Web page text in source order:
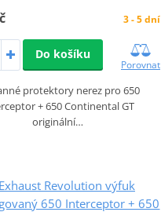
3 - 5 dní
Do košíku
Porovnat
protektory nerez pro 650
+ 650 Continental GT
originální…
Revolution výfuk
650 Interceptor + 650